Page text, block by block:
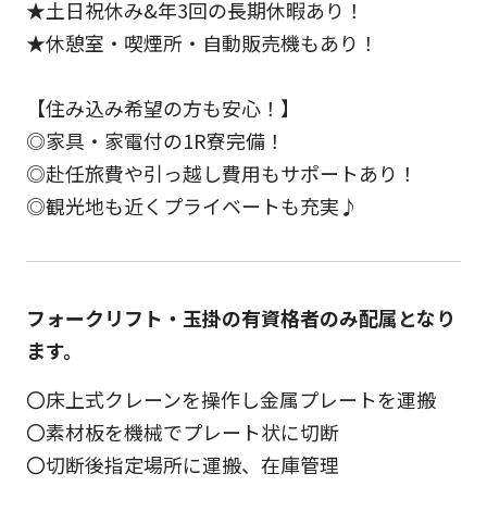
★土日祝休み&年3回の長期休暇あり！
★休憩室・喫煙所・自動販売機もあり！
【住み込み希望の方も安心！】
◎家具・家電付の1R寮完備！
◎赴任旅費や引っ越し費用もサポートあり！
◎観光地も近くプライベートも充実♪
フォークリフト・玉掛の有資格者のみ配属となり
ます。
〇床上式クレーンを操作し金属プレートを運搬
〇素材板を機械でプレート状に切断
〇切断後指定場所に運搬、在庫管理